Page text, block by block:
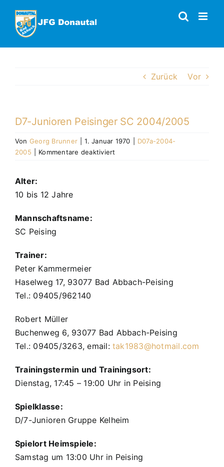
Inhalt
springen
Zurück Vor
D7-Junioren Peisinger SC 2004/2005
Von Georg Brunner 1. Januar 1970
D07a-2004-
2005
Kommentare deaktiviert
Alter:
10 bis 12 Jahre
Mannschaftsname:
SC Peising
Trainer:
Peter Kammermeier
Haselweg 17, 93077 Bad Abbach-Peising
Tel.: 09405/962140
Robert Müller
Buchenweg 6, 93077 Bad Abbach-Peising
Tel.: 09405/3263, email: tak1983@hotmail.com
Trainingstermin und Trainingsort:
Dienstag, 17:45 – 19:00 Uhr in Peising
Spielklasse:
D/7-Junioren Gruppe Kelheim
Spielort Heimspiele:
Samstag um 13:00 Uhr in Peising